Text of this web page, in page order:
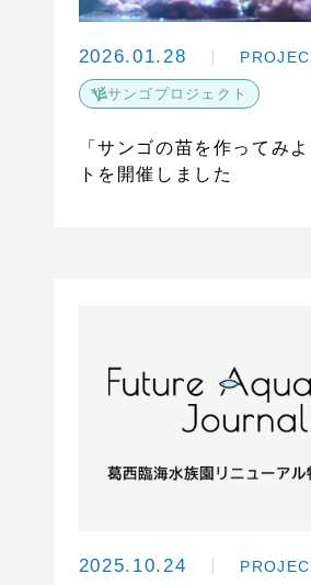
2026.01.28
サンゴプロジェクト
「サンゴの苗を作ってみ
トを開催しました
2025.10.24